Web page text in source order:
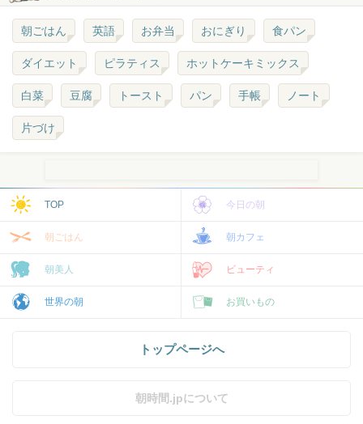
朝ごはん 英語 お弁当 おにぎり 食パン
ダイエット ピラティス ホットケーキミックス
白菜 豆腐 トースト パン 手帳 ノート
片づけ
TOP 今日の朝
朝ごはん 朝カフェ
朝美人 ビューティ
世界の朝 お買いもの
トップページへ
朝時間.jpについて